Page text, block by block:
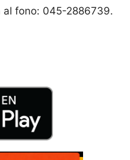
al fono: 045-2886739.